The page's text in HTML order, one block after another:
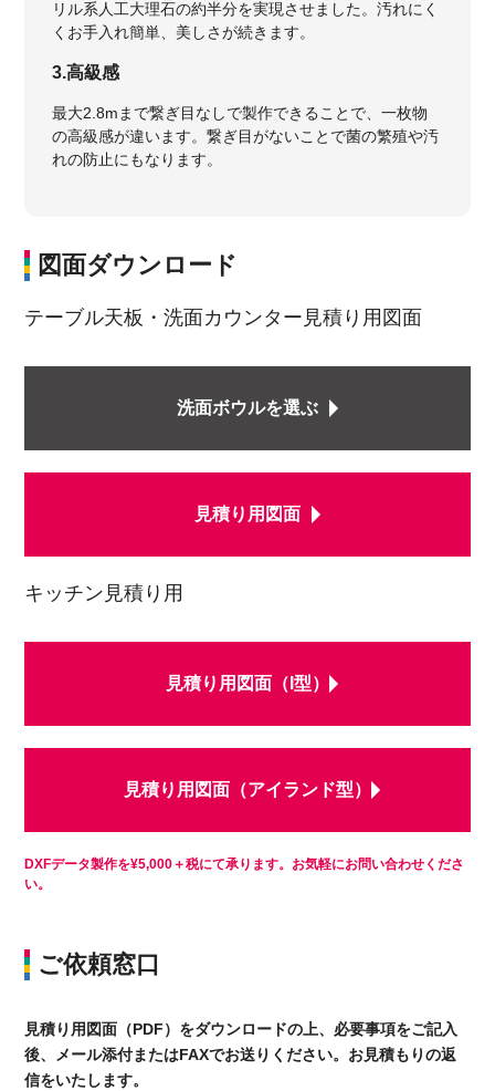
リル系人工大理石の約半分を実現させました。汚れにく
くお手入れ簡単、美しさが続きます。
3.高級感
最大2.8mまで繋ぎ目なしで製作できることで、一枚物
の高級感が違います。繋ぎ目がないことで菌の繁殖や汚
れの防止にもなります。
図面ダウンロード
テーブル天板・洗面カウンター見積り用図面
洗面ボウルを選ぶ
見積り用図面
キッチン見積り用
見積り用図面（I型）
見積り用図面（アイランド型）
DXFデータ製作を¥5,000＋税にて承ります。お気軽にお問い合わせくださ
い。
ご依頼窓口
見積り用図面（PDF）をダウンロードの上、必要事項をご記入
後、メール添付またはFAXでお送りください。お見積もりの返
信をいたします。